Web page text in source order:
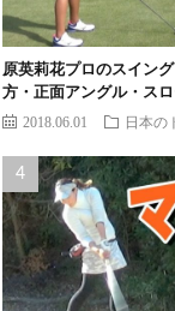
原英莉花プロのスイン
方・正面アングル・ス
2018.06.01 日本の